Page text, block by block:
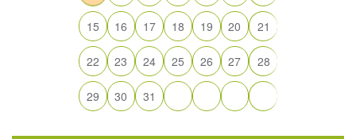
15 16 17 18 19 20 21
22 23 24 25 26 27 28
29 30 31